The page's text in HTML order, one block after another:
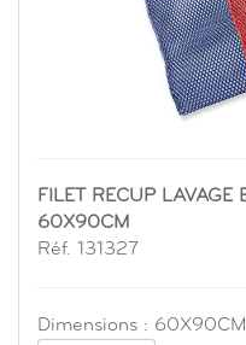
FILET RECUP
60X90CM
Réf. 131327
Dimensions :